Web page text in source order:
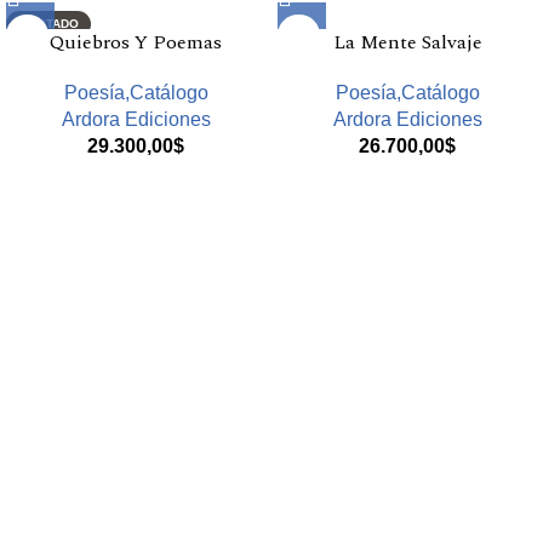
AGOTADO
Quiebros Y Poemas
Poesía,Catálogo
Ardora Ediciones
29.300,00$
La Mente Salvaje
Poesía,Catálogo
Ardora Ediciones
26.700,00$